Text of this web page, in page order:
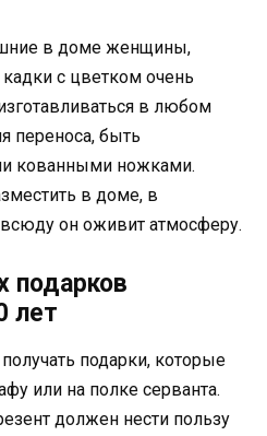
в доме женщины,
с цветком очень
в любом
переноса, быть
кованными ножками.
в доме, в
он оживит атмосферу.
подарков
лет
подарки, которые
или на полке серванта.
должен нести пользу